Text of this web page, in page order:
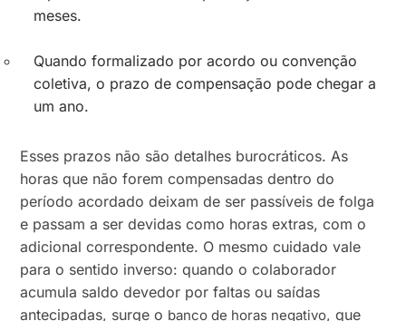
meses.
Quando formalizado por acordo ou convenção
coletiva, o prazo de compensação pode chegar a
um ano.
Esses prazos não são detalhes burocráticos. As
horas que não forem compensadas dentro do
período acordado deixam de ser passíveis de folga
e passam a ser devidas como horas extras, com o
adicional correspondente. O mesmo cuidado vale
para o sentido inverso: quando o colaborador
acumula saldo devedor por faltas ou saídas
antecipadas, surge o banco de horas negativo, que